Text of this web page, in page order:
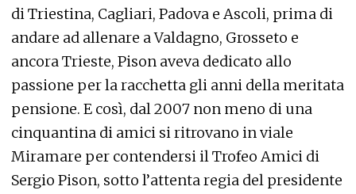
di Triestina, Cagliari, Padova e Ascoli, prima di
andare ad allenare a Valdagno, Grosseto e
ancora Trieste, Pison aveva dedicato allo
passione per la racchetta gli anni della meritata
pensione. E così, dal 2007 non meno di una
cinquantina di amici si ritrovano in viale
Miramare per contendersi il Trofeo Amici di
Sergio Pison, sotto l’attenta regia del presidente